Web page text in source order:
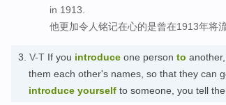
in 1913.
他更加令人铭记在心的是曾在1913年将
3. V-T If you introduce one person to
them each other's names, so that they can
introduce yourself to someone, you tell